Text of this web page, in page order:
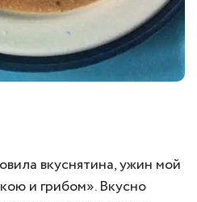
вкуснятина, ужин мой
и грибом». Вкусно